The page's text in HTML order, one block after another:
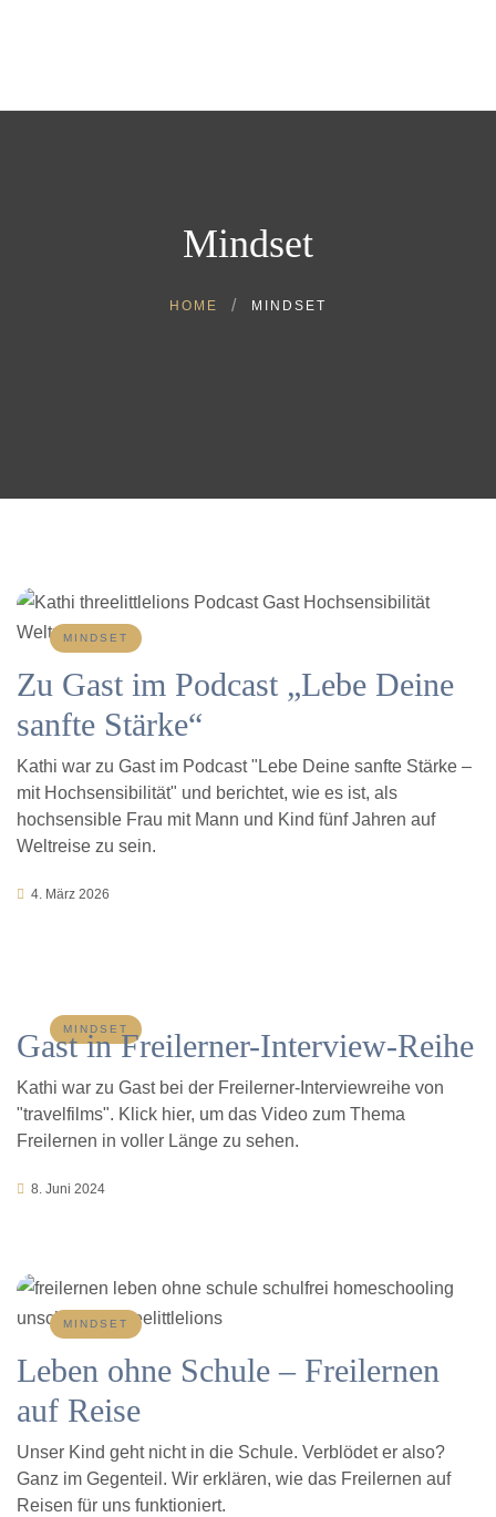
Store
Mindset
HOME MINDSET
MINDSET
Zu Gast im Podcast „Lebe Deine
sanfte Stärke“
Kathi war zu Gast im Podcast "Lebe Deine sanfte Stärke –
mit Hochsensibilität" und berichtet, wie es ist, als
hochsensible Frau mit Mann und Kind fünf Jahren auf
Weltreise zu sein.
4. März 2026
MINDSET
Gast in Freilerner-Interview-Reihe
Kathi war zu Gast bei der Freilerner-Interviewreihe von
"travelfilms". Klick hier, um das Video zum Thema
Freilernen in voller Länge zu sehen.
8. Juni 2024
MINDSET
Leben ohne Schule – Freilernen
auf Reise
Unser Kind geht nicht in die Schule. Verblödet er also?
Ganz im Gegenteil. Wir erklären, wie das Freilernen auf
Reisen für uns funktioniert.